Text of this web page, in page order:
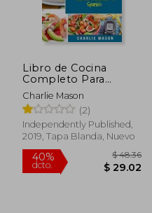
45%
dcto. $ 33.79
Libro de Cocina
Completo Para
Diabéticos en
Español
Charlie Mason
(2)
Independently Published,
2019, Tapa Blanda, Nuevo